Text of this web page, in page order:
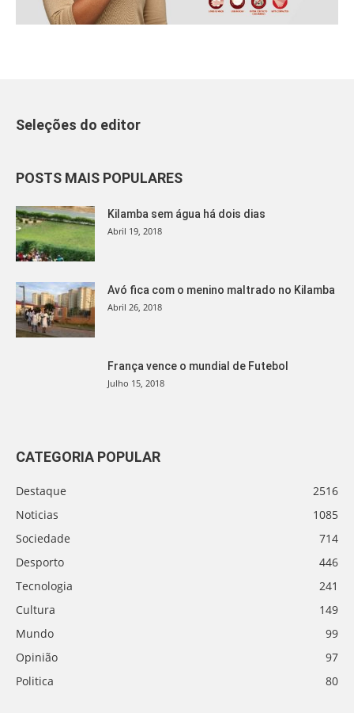
Seleções do editor
POSTS MAIS POPULARES
Kilamba sem água há dois dias
Abril 19, 2018
Avó fica com o menino maltrado no Kilamba
Abril 26, 2018
França vence o mundial de Futebol
Julho 15, 2018
CATEGORIA POPULAR
Destaque
2516
Noticias
1085
Sociedade
714
Desporto
446
Tecnologia
241
Cultura
149
Mundo
99
Opinião
97
Politica
80